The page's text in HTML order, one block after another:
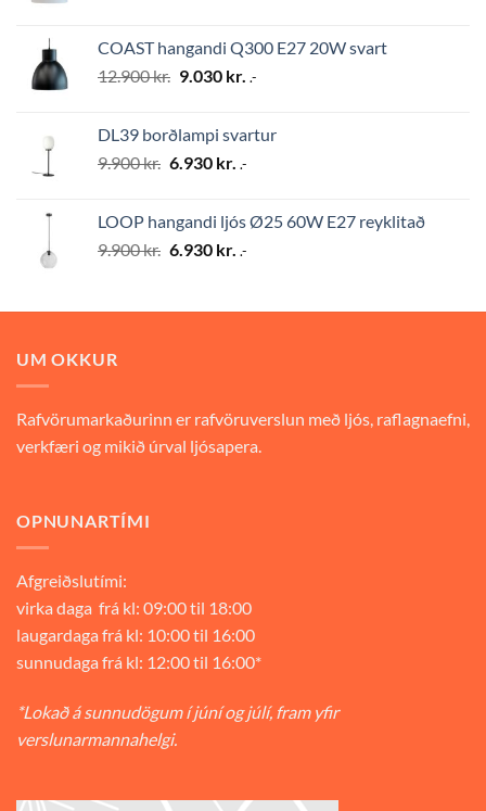
10.900 kr..7.630 kr..
COAST hangandi Q300 E27 20W svart
12.900kr. Original
12.900 kr..
9.030 kr. Current
9.030 kr..
.-
DL39 borðlampi svartur
9.900kr. Original
9.900 kr..
6.930 kr. Current
6.930 kr..
.-
LOOP hangandi ljós Ø25 60W E27 reyklitað
9.900kr. Original
9.900 kr..
6.930 kr. Current
6.930 kr..
.-
UM OKKUR
Rafvörumarkaðurinn er rafvöruverslun með ljós, raflagnaefni,
verkfæri og mikið úrval ljósapera.
OPNUNARTÍMI
Afgreiðslutími:
virka daga frá kl: 09:00 til 18:00
laugardaga frá kl: 10:00 til 16:00
sunnudaga frá kl: 12:00 til 16:00*
*Lokað á sunnudögum í júní og júlí, fram yfir
verslunarmannahelgi.